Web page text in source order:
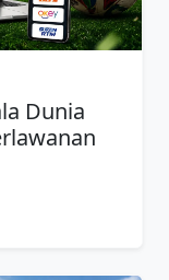
Dunia